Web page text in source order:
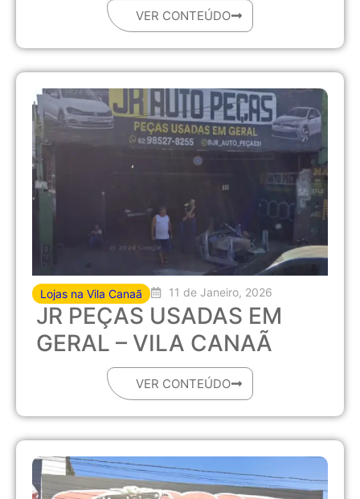
VER CONTEÚDO
Lojas na Vila Canaã 11 de Janeiro, 2026
JR PEÇAS USADAS EM
GERAL – VILA CANAÃ
VER CONTEÚDO